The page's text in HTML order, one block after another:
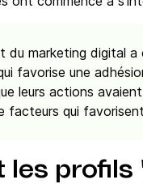
du marketing digital
favorise une
leurs actions
facteurs qui
les